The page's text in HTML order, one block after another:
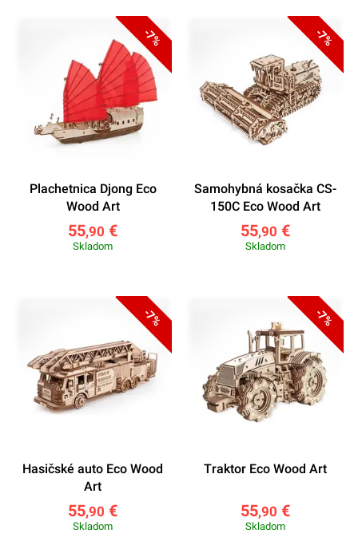
-7%
Plachetnica Djong Eco
Wood Art
55,90 €
Skladom
-7%
Samohybná kosačka CS-
150C Eco Wood Art
55,90 €
Skladom
-7%
Hasičské auto Eco Wood
Art
55,90 €
Skladom
-7%
Traktor Eco Wood Art
55,90 €
Skladom